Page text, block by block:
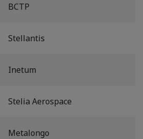
BCTP
Stellantis
Inetum
Stelia Aerospace
Metalongo